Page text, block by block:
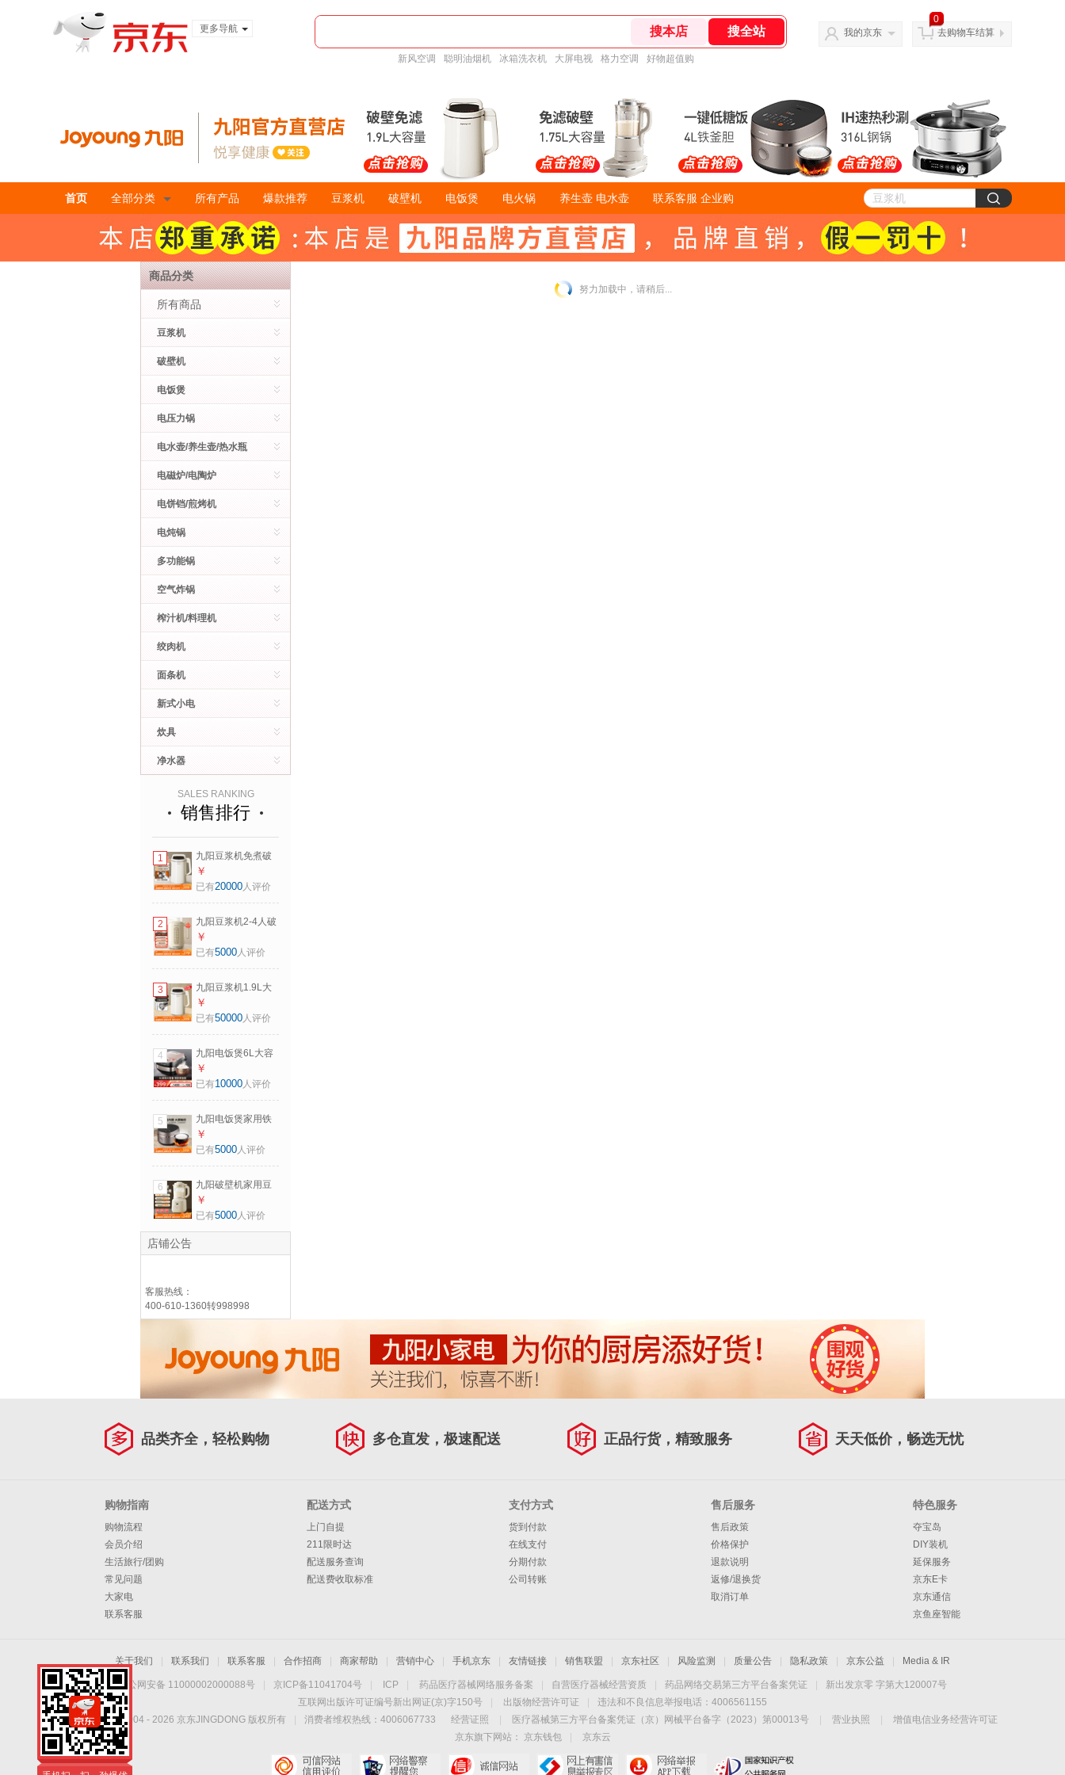
更多导航
新风空调 聪明油烟机 冰箱洗衣机 大屏电视 格力空调 好物超值购
我的京东
0
去购物车结算
首页 全部分类 所有产品 爆款推荐 豆浆机 破壁机 电饭煲 电火锅 养生壶 电水壶 联系客服 企业购
商品分类
所有商品
豆浆机
破壁机
电饭煲
电压力锅
电水壶/养生壶/热水瓶
电磁炉/电陶炉
电饼铛/煎烤机
电炖锅
多功能锅
空气炸锅
榨汁机/料理机
绞肉机
面条机
新式小电
炊具
净水器
SALES RANKING
销售排行
1
九阳豆浆机免煮破
壁免滤1.9L大容量
快速浆五谷杂粮家
机米糊机 【生磨豆
浆/免滤直接喝】
1.9L
￥
已有20000人评价
2
九阳豆浆机2-4人破
壁免过滤易清洗全
自动IMD彩屏降噪
糊机 【奶油白】
1.2L
￥
已有5000人评价
3
九阳豆浆机1.9L大
容量2-6人家用破壁
免滤全自动多功能
免滤直饮】 1.9L
￥
已有50000人评价
4
九阳电饭煲6L大容
量不粘内胆家用电
饭锅2-9人多功能金
【25分钟快速饭/可
预约】 6L
￥
已有10000人评价
5
九阳电饭煲家用铁
釜内胆多功能菜单
智能预约大功率电
￥
已有5000人评价
6
九阳破壁机家用豆
浆机多功能破壁料
理机绞肉机搅拌机
【1.5L/细腻免滤】
￥
已有5000人评价
店铺公告
客服热线：
400-610-1360转998998
努力加载中，请稍后...
品类齐全，轻松购物 多仓直发，极速配送 正品行货，精致服务 天天低价，畅选无忧
购物指南
购物流程
会员介绍
生活旅行/团购
常见问题
大家电
联系客服
配送方式
上门自提
211限时达
配送服务查询
配送费收取标准
支付方式
货到付款
在线支付
分期付款
公司转账
售后服务
售后政策
价格保护
退款说明
返修/退换货
取消订单
特色服务
夺宝岛
DIY装机
延保服务
京东E卡
京东通信
京鱼座智能
关于我们 联系我们 联系客服 合作招商 商家帮助 营销中心 手机京东 友情链接 销售联盟 京东社区 风险监测 质量公告 隐私政策 京东公益 Media & IR
京公网安备 11000002000088号 京ICP备11041704号 ICP 药品医疗器械网络服务备案 自营医疗器械经营资质 药品网络交易第三方平台备案凭证
新出发京零 字第大120007号
互联网出版许可证编号新出网证(京)字150号
出版物经营许可证
违法和不良信息举报电话：4006561155
Copyright © 2004 - 2026 京东JINGDONG 版权所有 消费者维权热线：4006067733 经营证照 医疗器械第三方平台备案凭证（京）网械平台备字（2023）第00013号 营业执照
增值电信业务经营许可证
京东旗下网站：
京东钱包
京东云
手机扫一扫，劲爆优
惠触手可得！